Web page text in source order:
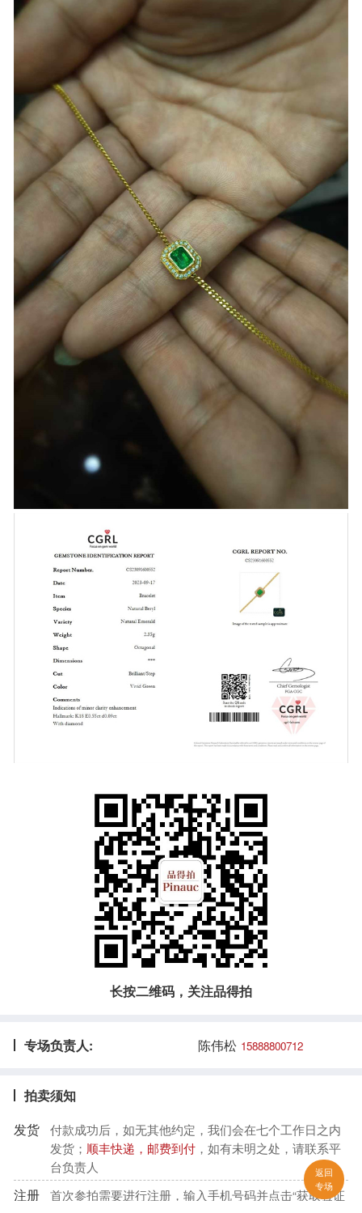
长按二维码，关注品得拍
专场负责人: 陈伟松 15888800712
拍卖须知
发货
付款成功后，如无其他约定，我们会在七个工作日之内
发货； 顺丰快递，邮费到付，如有未明之处，请联系平
台负责人
注册
首次参拍需要进行注册，输入手机号码并点击“获取验证
返回
专场